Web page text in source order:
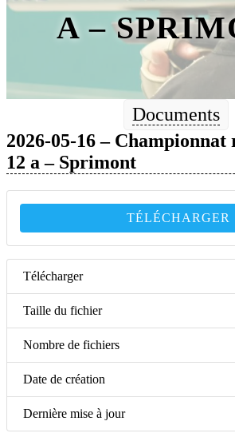
A –
Documents
2026-05-16 – Championnat
12 a – Sprimont
TÉLÉCHARGER
Télécharger
Taille du fichier
Nombre de fichiers
Date de création
Dernière mise à jour